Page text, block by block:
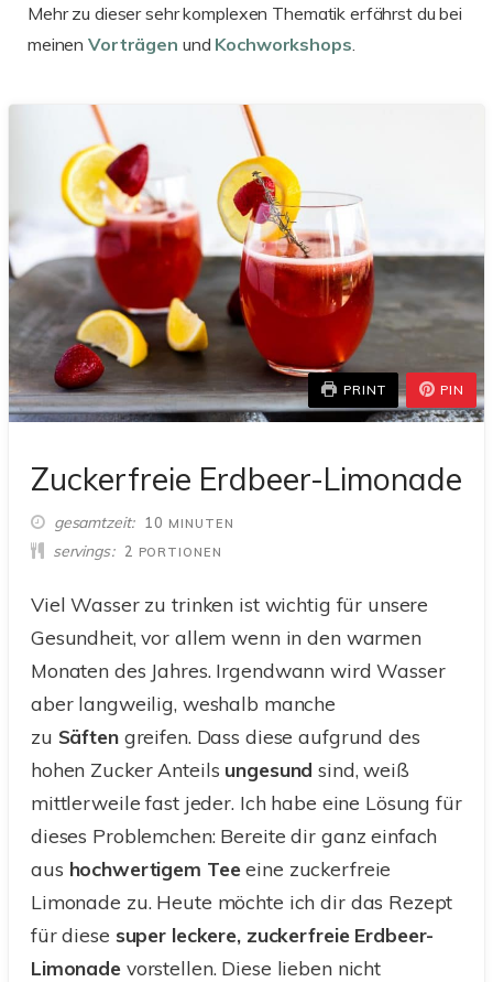
Mehr zu dieser sehr komplexen Thematik erfährst du bei
meinenVorträgen und Kochworkshops
PRINT PIN
Zuckerfreie Erdbeer-Limonade
gesamtzeit 10 MINUTEN
MINUTEN
servings 2 PORTIONEN
Viel Wasser zu trinken ist wichtig für unsere
Gesundheit, vor allem wenn in den warmen
Monaten des Jahres. Irgendwann wird Wasser
aber langweilig, weshalb manche
zu Säftengreifen. Dass diese aufgrund des
hohen Zucker Anteils ungesund sind, weiß
mittlerweile fast jeder. Ich habe eine Lösung für
dieses Problemchen: Bereite dir ganz einfach
aus hochwertigem Teeeine zuckerfreie
Limonade zu. Heute möchte ich dir das Rezept
für diese super leckere, zuckerfreie Erdbeer-
Limonade vorstellen. Diese lieben nicht